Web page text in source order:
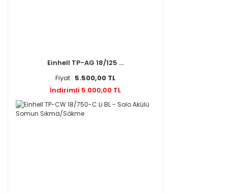
Einhell TP-AG 18/125 ...
Fiyat : 5.500,00 TL
İndirimli 5.000,00 TL